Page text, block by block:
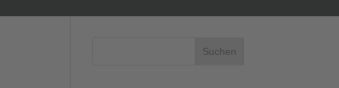
Suchen